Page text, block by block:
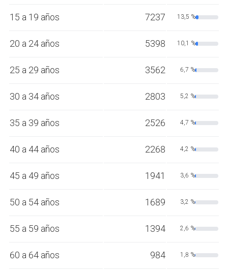
15 a 19 años 7237 13,5 %
20 a 24 años 5398 10,1 %
25 a 29 años 3562 6,7 %
30 a 34 años 2803 5,2 %
35 a 39 años 2526 4,7 %
40 a 44 años 2268 4,2 %
45 a 49 años 1941 3,6 %
50 a 54 años 1689 3,2 %
55 a 59 años 1394 2,6 %
60 a 64 años 984 1,8 %